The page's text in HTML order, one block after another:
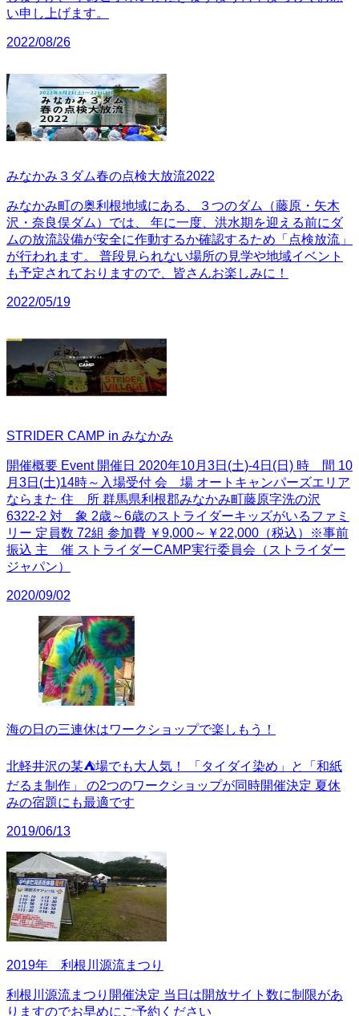
い申し上げます。
2022/08/26
みなかみ３ダム春の点検大放流2022
みなかみ町の奥利根地域にある、３つのダム（藤原・矢木
沢・奈良俣ダム）では、 年に一度、洪水期を迎える前にダ
ムの放流設備が安全に作動するか確認するため「点検放流」
が行われます。 普段見られない場所の見学や地域イベント
も予定されておりますので、皆さんお楽しみに！
2022/05/19
STRIDER CAMP in みなかみ
開催概要 Event 開催日 2020年10月3日(土)-4日(日) 時 間 10
月3日(土)14時～入場受付 会 場 オートキャンパーズエリア
ならまた 住 所 群馬県利根郡みなかみ町藤原字洗の沢
6322-2 対 象 2歳～6歳のストライダーキッズがいるファミ
リー 定員数 72組 参加費 ￥9,000～￥22,000（税込）※事前
振込 主 催 ストライダーCAMP実行委員会（ストライダー
ジャパン）
2020/09/02
海の日の三連休はワークショップで楽しもう！
北軽井沢の某⛺場でも大人気！ 「タイダイ染め」と「和紙
だるま制作」 の2つのワークショップが同時開催決定 夏休
みの宿題にも最適です
2019/06/13
2019年 利根川源流まつり
利根川源流まつり開催決定 当日は開放サイト数に制限があ
りますのでお早めにご予約ください